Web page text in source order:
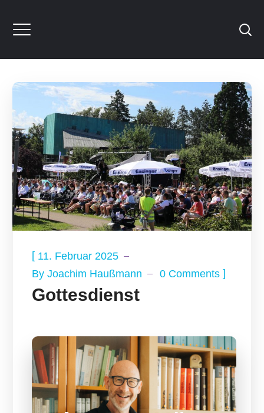
[ 11. Februar 2025
ByJoachim Haußmann 0 Comments ]
Gottesdienst
Open-Air